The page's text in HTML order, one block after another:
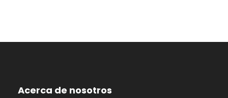
Acerca de nosotros